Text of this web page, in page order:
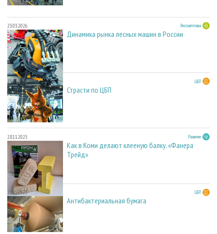
23.03.2026 Лесозаготовка
Динамика рынка лесных машин в России
23.03.2026 ЦБП
Страсти по ЦБП
28.11.2025 Развитие
Как в Коми делают клееную балку. «Фанера
Трейд»
28.11.2025 ЦБП
Антибактериальная бумага